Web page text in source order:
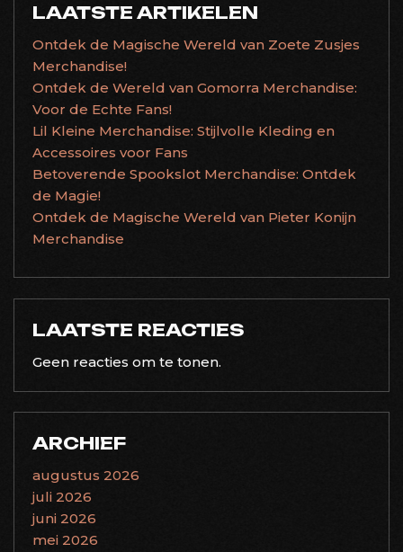
LAATSTE ARTIKELEN
Ontdek de Magische Wereld van Zoete Zusjes
Merchandise!
Ontdek de Wereld van Gomorra Merchandise:
Voor de Echte Fans!
Lil Kleine Merchandise: Stijlvolle Kleding en
Accessoires voor Fans
Betoverende Spookslot Merchandise: Ontdek
de Magie!
Ontdek de Magische Wereld van Pieter Konijn
Merchandise
LAATSTE REACTIES
Geen reacties om te tonen.
ARCHIEF
augustus 2026
juli 2026
juni 2026
mei 2026